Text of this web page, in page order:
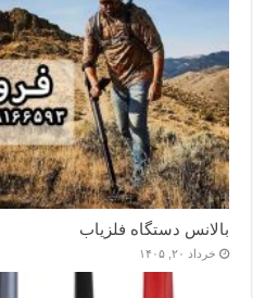
بالانس دستگاه فلزیاب
خرداد ۲۰, ۱۴۰۵